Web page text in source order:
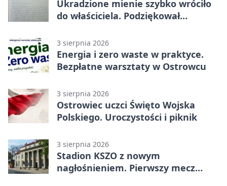
Ukradzione mienie szybko wróciło
do właściciela. Podziękował
3 sierpnia 2026
Energia i zero waste w praktyce.
Bezpłatne warsztaty w Ostrowcu
3 sierpnia 2026
Ostrowiec uczci Święto Wojska
Polskiego. Uroczystości i piknik
3 sierpnia 2026
Stadion KSZO z nowym
nagłośnieniem. Pierwszy mecz